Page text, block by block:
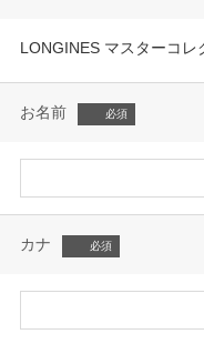
LONGINES マスターコ
お名前
カナ